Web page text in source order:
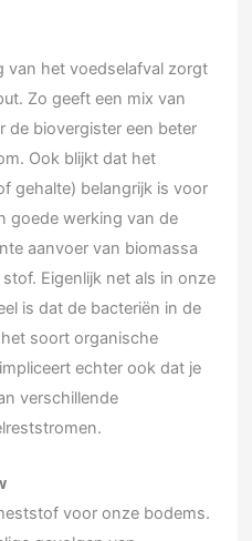
van het voedselafval zorgt
Zo geeft een mix van
de biovergister een beter
Ook blijkt dat het
gehalte) belangrijk is voor
goede werking van de
aanvoer van biomassa
Eigenlijk net als in onze
is dat de bacteriën in de
soort organische
echter ook dat je
verschillende
voor onze bodems.